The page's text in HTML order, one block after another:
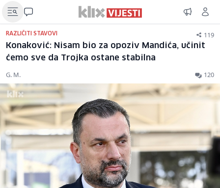
RAZLIČITI STAVOVI 119
Konaković: Nisam bio za opoziv Mandića, učinit
ćemo sve da Trojka ostane stabilna
G. M. 120